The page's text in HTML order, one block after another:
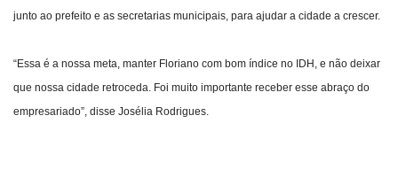
junto ao prefeito e as secretarias municipais, para ajudar a cidade a crescer.
“Essa é a nossa meta, manter Floriano com bom índice no IDH, e não deixar
que nossa cidade retroceda. Foi muito importante receber esse abraço do
empresariado”, disse Josélia Rodrigues.